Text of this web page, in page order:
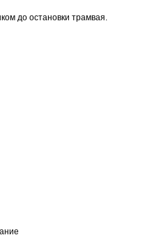
до остановки трамвая.